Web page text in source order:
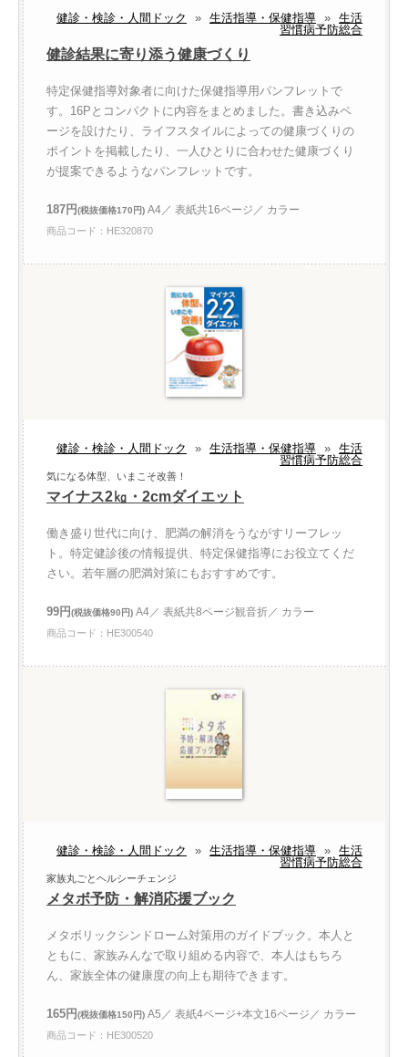
健診・検診・人間ドック » 生活指導・保健指導 » 生活
習慣病予防総合
健診結果に寄り添う健康づくり
特定保健指導対象者に向けた保健指導用パンフレットで
す。16Pとコンパクトに内容をまとめました。書き込みペ
ージを設けたり、ライフスタイルによっての健康づくりの
ポイントを掲載したり、一人ひとりに合わせた健康づくり
が提案できるようなパンフレットです。
187円(税抜価格170円) A4／ 表紙共16ページ／ カラー
商品コード：HE320870
健診・検診・人間ドック » 生活指導・保健指導 » 生活
習慣病予防総合
気になる体型、いまこそ改善！
マイナス2㎏・2cmダイエット
働き盛り世代に向け、肥満の解消をうながすリーフレッ
ト。特定健診後の情報提供、特定保健指導にお役立てくだ
さい。若年層の肥満対策にもおすすめです。
99円(税抜価格90円) A4／ 表紙共8ページ観音折／ カラー
商品コード：HE300540
健診・検診・人間ドック » 生活指導・保健指導 » 生活
習慣病予防総合
家族丸ごとヘルシーチェンジ
メタボ予防・解消応援ブック
メタボリックシンドローム対策用のガイドブック。本人と
ともに、家族みんなで取り組める内容で、本人はもちろ
ん、家族全体の健康度の向上も期待できます。
165円(税抜価格150円) A5／ 表紙4ページ+本文16ページ／ カラー
商品コード：HE300520